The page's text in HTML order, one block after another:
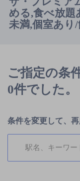
める,食べ放題
未満,個室あり
ご指定の条
0件でした。
条件を変更して、再